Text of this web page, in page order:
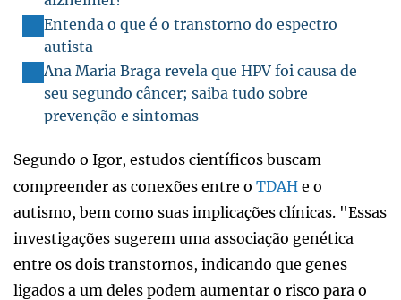
Entenda o que é o transtorno do espectro
autista
Ana Maria Braga revela que HPV foi causa de
seu segundo câncer; saiba tudo sobre
prevenção e sintomas
Segundo o Igor, estudos científicos buscam
compreender as conexões entre o TDAH e o
autismo, bem como suas implicações clínicas. "Essas
investigações sugerem uma associação genética
entre os dois transtornos, indicando que genes
ligados a um deles podem aumentar o risco para o